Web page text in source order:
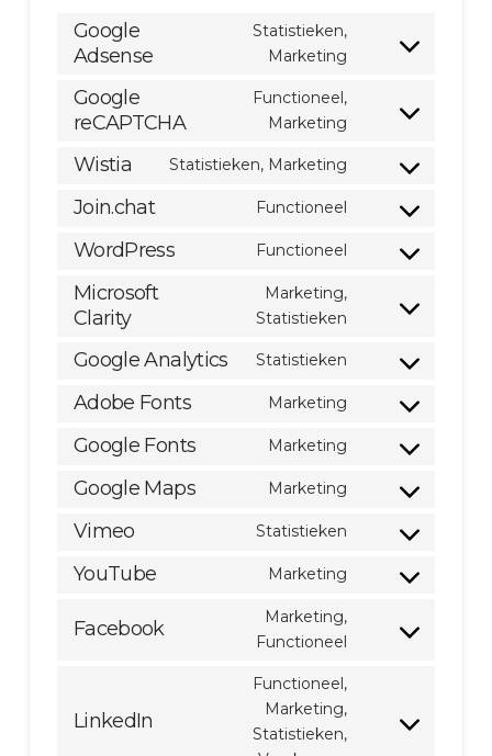
Google
Adsense
Statistieken,
Marketing
Consent
service
Google
reCAPTCHA
Functioneel,
Marketing
Consent
service
recaptcha
Wistia Statistieken, Marketing
Consent
wistia
Join.chat Functioneel
Consent
WordPress Functioneel
Consent
service
Microsoft
Clarity
Marketing,
Statistieken
Consent
service
clarity
Google Analytics Statistieken
Consent
google-
Adobe Fonts Marketing
Consent
adobe-
Google Fonts Marketing
Consent
google-
Google Maps Marketing
Consent
google-
Vimeo Statistieken
Consent
YouTube Marketing
Consent
service
Facebook
Marketing,
Functioneel
Consent
facebook
LinkedIn
Functioneel,
Marketing,
Statistieken,
Consent